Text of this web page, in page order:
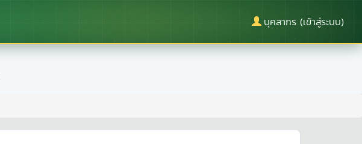
บุคลากร (เข้าสู่ระบบ)